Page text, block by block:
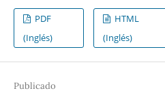
PDF
(Inglés)
HTML
(Inglés)
Publicado